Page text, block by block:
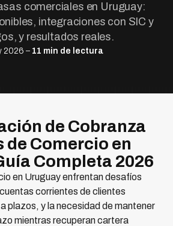
comerciales en Uruguay:
integraciones con SIC y
y resultados reales.
2026 – 11 min de lectura
de Cobranza
de Comercio en
Completa 2026
en Uruguay enfrentan desafíos
corrientes de clientes
plazos, y la necesidad de mantener
mientras recuperan cartera